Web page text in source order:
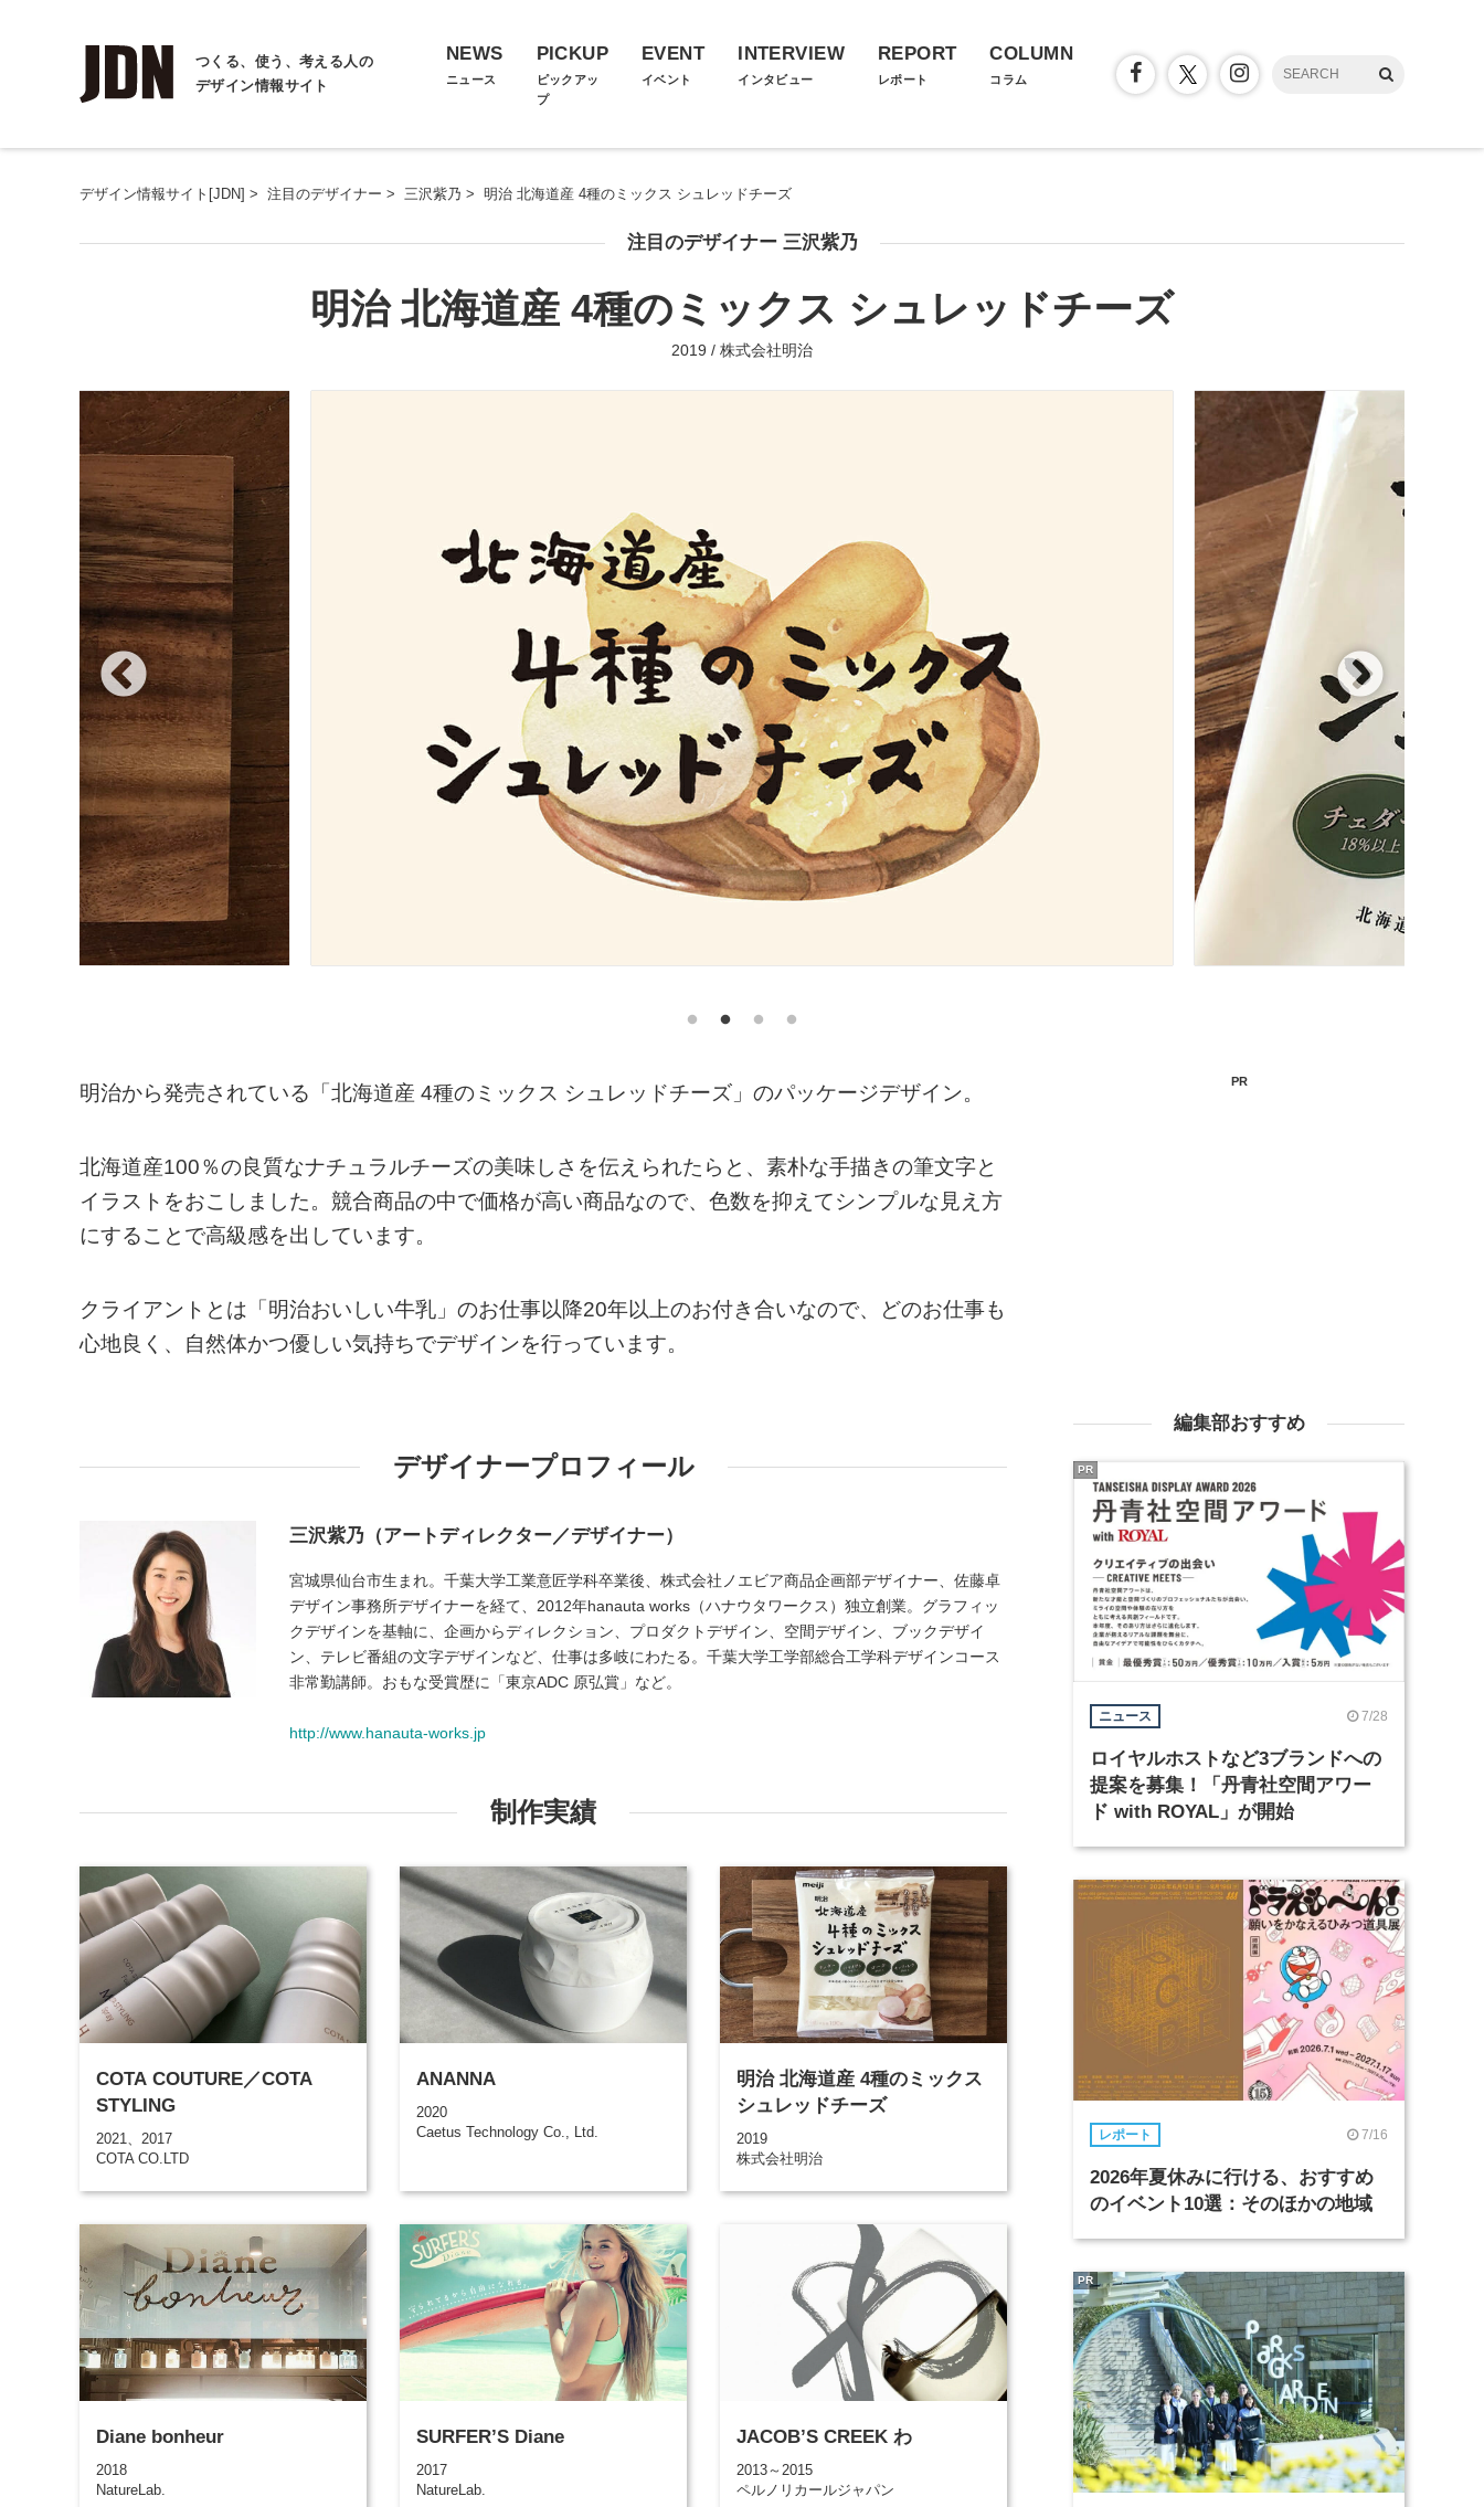
つくる、使う、考える人の
デザイン情報サイト
NEWS
ニュース
PICKUP
ピックアッ
プ
EVENT
イベント
INTERVIEW
インタビュー
REPORT
レポート
COLUMN
コラム
デザイン情報サイト[JDN] > 注目のデザイナー > 三沢紫乃 > 明治 北海道産 4種のミックス シュレッドチーズ
注目のデザイナー 三沢紫乃
明治 北海道産 4種のミックス シュレッドチーズ
2019 / 株式会社明治
明治から発売されている「北海道産 4種のミックス シュレッドチーズ」のパッケージデザイン。
北海道産100％の良質なナチュラルチーズの美味しさを伝えられたらと、素朴な手描きの筆文字と
イラストをおこしました。競合商品の中で価格が高い商品なので、色数を抑えてシンプルな見え方
にすることで高級感を出しています。
クライアントとは「明治おいしい牛乳」のお仕事以降20年以上のお付き合いなので、どのお仕事も
心地良く、自然体かつ優しい気持ちでデザインを行っています。
デザイナープロフィール
三沢紫乃（アートディレクター／デザイナー）
宮城県仙台市生まれ。千葉大学工業意匠学科卒業後、株式会社ノエビア商品企画部デザイナー、佐藤卓
デザイン事務所デザイナーを経て、2012年hanauta works（ハナウタワークス）独立創業。グラフィッ
クデザインを基軸に、企画からディレクション、プロダクトデザイン、空間デザイン、ブックデザイ
ン、テレビ番組の文字デザインなど、仕事は多岐にわたる。千葉大学工学部総合工学科デザインコース
非常勤講師。おもな受賞歴に「東京ADC 原弘賞」など。
http://www.hanauta-works.jp
制作実績
COTA COUTURE／COTA
STYLING
2021、2017
COTA CO.LTD
ANANNA
2020
Caetus Technology Co., Ltd.
明治 北海道産 4種のミックス
シュレッドチーズ
2019
株式会社明治
Diane bonheur
2018
NatureLab.
SURFER’S Diane
2017
NatureLab.
JACOB’S CREEK わ
2013～2015
ペルノリカールジャパン
PR
編集部おすすめ
ニュース 7/28
ロイヤルホストなど3ブランドへの
提案を募集！「丹青社空間アワー
ド with ROYAL」が開始
PR
レポート 7/16
2026年夏休みに行ける、おすすめ
のイベント10選：そのほかの地域
PR